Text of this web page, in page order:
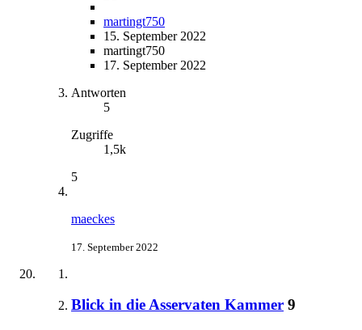
martingt750
15. September 2022
martingt750
17. September 2022
Antworten
5
Zugriffe
1,5k
5
maeckes
17. September 2022
Blick in die Asservaten Kammer 9